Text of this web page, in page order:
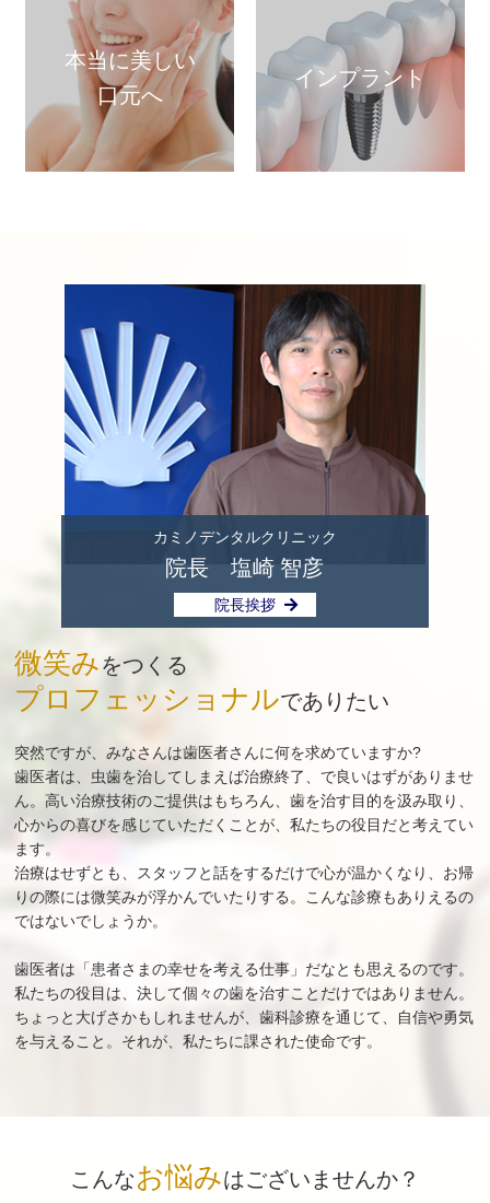
本当に美しい
口元へ
インプラント
カミノデンタルクリニック
院長 塩崎 智彦
院長挨拶
微笑みをつくる
プロフェッショナルでありたい
突然ですが、みなさんは歯医者さんに何を求めていますか?
歯医者は、虫歯を治してしまえば治療終了、で良いはずがありませ
ん。高い治療技術のご提供はもちろん、歯を治す目的を汲み取り、
心からの喜びを感じていただくことが、私たちの役目だと考えてい
ます。
治療はせずとも、スタッフと話をするだけで心が温かくなり、お帰
りの際には微笑みが浮かんでいたりする。こんな診療もありえるの
ではないでしょうか。
歯医者は「患者さまの幸せを考える仕事」だなとも思えるのです。
私たちの役目は、決して個々の歯を治すことだけではありません。
ちょっと大げさかもしれませんが、歯科診療を通じて、自信や勇気
を与えること。それが、私たちに課された使命です。
こんなお悩みはございませんか？